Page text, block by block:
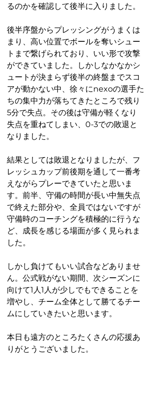
るのかを確認して後半に入りました。
後半序盤からプレッシングがうまくは
まり、高い位置でボールを奪いシュー
トまで繋げられており、いい形で攻撃
ができていました。しかしなかなかシ
ュートが決まらず後半の終盤までスコ
アが動かない中、徐々にnexoの選手た
ちの集中力が落ちてきたところで残り
5分で失点。その後は守備が軽くなり
失点を重ねてしまい、0-3での敗退と
なりました。
結果としては敗退となりましたが、フ
レッシュカップ前後期を通して一番考
えながらプレーできていたと思いま
す。前半、守備の時間が長い中無失点
で終えた部分や、全員ではないですが
守備時のコーチングを積極的に行うな
ど、成長を感じる場面が多く見られま
した。
しかし負けてもいい試合などありませ
ん。公式戦がない期間、次シーズンに
向けて1人1人が少しでもできることを
増やし、チーム全体として勝てるチー
ムにしていきたいと思います。
本日も遠方のところたくさんの応援あ
りがとうございました。